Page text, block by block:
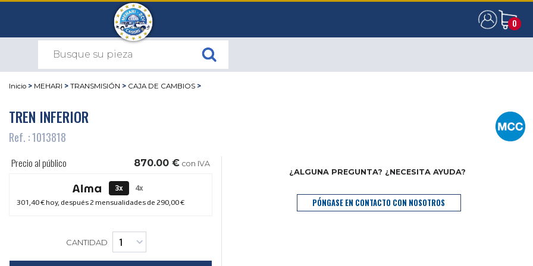
0
0
Inicio > MEHARI > TRANSMISIÓN > CAJA DE CAMBIOS >
TREN INFERIOR
Ref. : 1013818
Precio al público 870.00 € con IVA
3x
4x
301,40 €hoy, después 2 mensualidades de 290,00 €
CANTIDAD
¿ALGUNA PREGUNTA? ¿NECESITA AYUDA?
PÓNGASE EN CONTACTO CON NOSOTROS